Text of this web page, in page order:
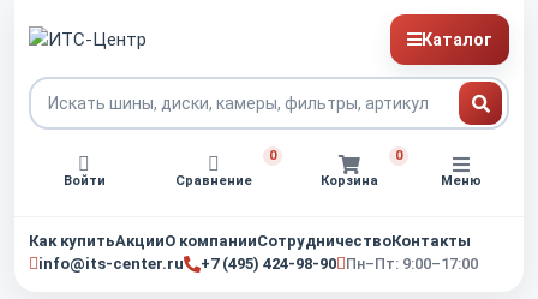
Каталог
Войти Сравнение
0
Корзина
0
Меню
Как купитьАкцииО компанииСотрудничествоКонтакты
info@its-center.ru
+7 (495) 424-98-90 Пн–Пт: 9:00–17:00